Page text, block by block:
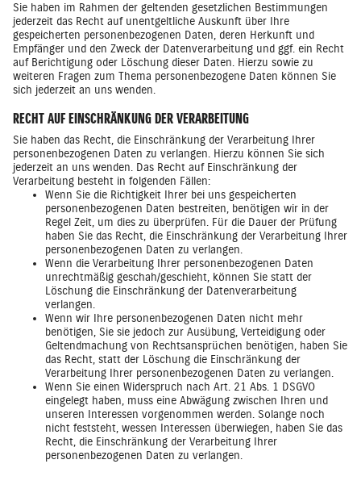
Sie haben im Rahmen der geltenden gesetzlichen Bestimmungen
jederzeit das Recht auf unentgeltliche Auskunft über Ihre
gespeicherten personenbezogenen Daten, deren Herkunft und
Empfänger und den Zweck der Datenverarbeitung und ggf. ein Recht
auf Berichtigung oder Löschung dieser Daten. Hierzu sowie zu
weiteren Fragen zum Thema personenbezogene Daten können Sie
sich jederzeit an uns wenden.
RECHT AUF EINSCHRÄNKUNG DER VERARBEITUNG
Sie haben das Recht, die Einschränkung der Verarbeitung Ihrer
personenbezogenen Daten zu verlangen. Hierzu können Sie sich
jederzeit an uns wenden. Das Recht auf Einschränkung der
Verarbeitung besteht in folgenden Fällen:
Wenn Sie die Richtigkeit Ihrer bei uns gespeicherten
personenbezogenen Daten bestreiten, benötigen wir in der
Regel Zeit, um dies zu überprüfen. Für die Dauer der Prüfung
haben Sie das Recht, die Einschränkung der Verarbeitung Ihrer
personenbezogenen Daten zu verlangen.
Wenn die Verarbeitung Ihrer personenbezogenen Daten
unrechtmäßig geschah/geschieht, können Sie statt der
Löschung die Einschränkung der Datenverarbeitung
verlangen.
Wenn wir Ihre personenbezogenen Daten nicht mehr
benötigen, Sie sie jedoch zur Ausübung, Verteidigung oder
Geltendmachung von Rechtsansprüchen benötigen, haben Sie
das Recht, statt der Löschung die Einschränkung der
Verarbeitung Ihrer personenbezogenen Daten zu verlangen.
Wenn Sie einen Widerspruch nach Art. 21 Abs. 1 DSGVO
eingelegt haben, muss eine Abwägung zwischen Ihren und
unseren Interessen vorgenommen werden. Solange noch
nicht feststeht, wessen Interessen überwiegen, haben Sie das
Recht, die Einschränkung der Verarbeitung Ihrer
personenbezogenen Daten zu verlangen.